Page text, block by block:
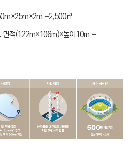
=2,500㎥
면적(122m×106m)×높이10m =